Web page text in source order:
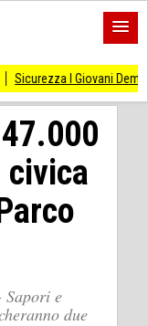
Democratici ribattono
civica
Sapori e
due